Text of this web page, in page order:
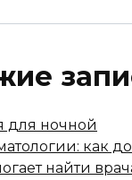
для ночной
как
найти